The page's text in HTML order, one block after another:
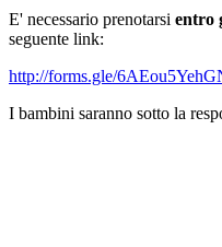
E' necessario prenotarsi entro
seguente link:
http://forms.gle/
I bambini saranno sotto la